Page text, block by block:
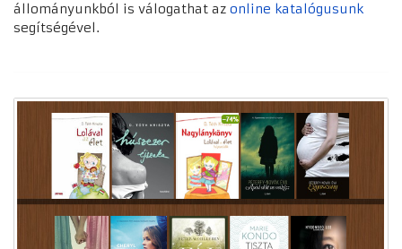
állományunkból is válogathat az online katalógusunk
segítségével.